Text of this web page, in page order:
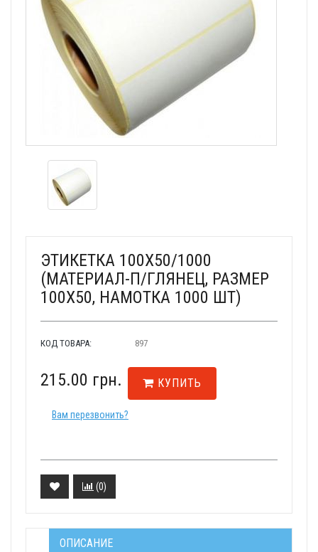
ЭТИКЕТКА 100Х50/1000
(МАТЕРИАЛ-П/ГЛЯНЕЦ, РАЗМЕР
100Х50, НАМОТКА 1000 ШТ)
КОД ТОВАРА: 897
215.00 грн. КУПИТЬ
Вам перезвонить?
(0)
ОПИСАНИЕ